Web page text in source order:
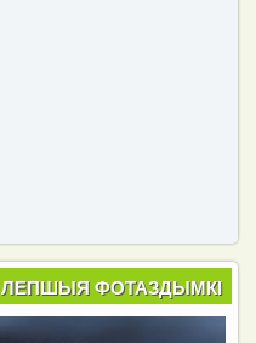
ЛЕПШЫЯ ФОТАЗДЫМКІ